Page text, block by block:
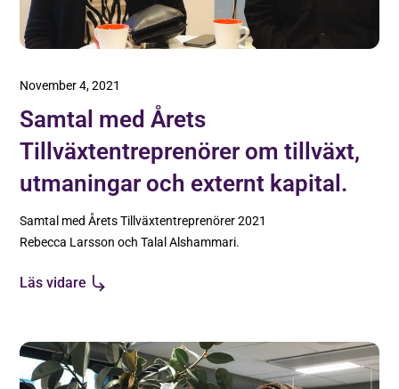
November 4, 2021
Samtal med Årets
Tillväxtentreprenörer om tillväxt,
utmaningar och externt kapital.
Samtal med Årets Tillväxtentreprenörer 2021
Rebecca Larsson och Talal Alshammari.
Läs vidare